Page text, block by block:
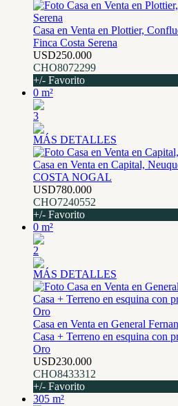
Casa en Venta en Plottier,
Finca Costa Serena
USD250.000
CHO8072299
+/- Favorito
0 m²
3
MÁS DETALLES
Casa en Venta en Capital,
COSTA NOGAL
USD780.000
CHO7240552
+/- Favorito
0 m²
2
MÁS DETALLES
Casa en Venta en General
Casa + Terreno en esquina con
Oro
USD230.000
CHO8433312
+/- Favorito
305 m²